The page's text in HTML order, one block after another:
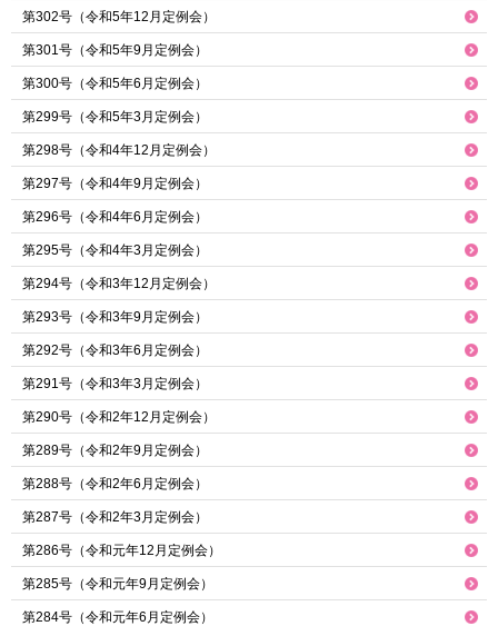
第302号（令和5年12月定例会）
第301号（令和5年9月定例会）
第300号（令和5年6月定例会）
第299号（令和5年3月定例会）
第298号（令和4年12月定例会）
第297号（令和4年9月定例会）
第296号（令和4年6月定例会）
第295号（令和4年3月定例会）
第294号（令和3年12月定例会）
第293号（令和3年9月定例会）
第292号（令和3年6月定例会）
第291号（令和3年3月定例会）
第290号（令和2年12月定例会）
第289号（令和2年9月定例会）
第288号（令和2年6月定例会）
第287号（令和2年3月定例会）
第286号（令和元年12月定例会）
第285号（令和元年9月定例会）
第284号（令和元年6月定例会）